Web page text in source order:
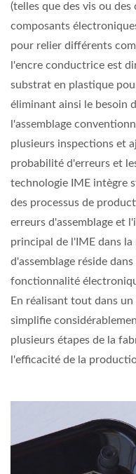
(telles que des vis ou
composants
pour relier différents
l'encre conductrice est
substrat en plastique
éliminant ainsi le besoin
l'assemblage
plusieurs inspections et
probabilité d'erreurs et
technologie IME intègre
des processus de
erreurs d'assemblage et
principal de l'IME dans
d'assemblage réside
fonctionnalité
En réalisant tout dans
simplifie
plusieurs étapes de la
l'efficacité de la